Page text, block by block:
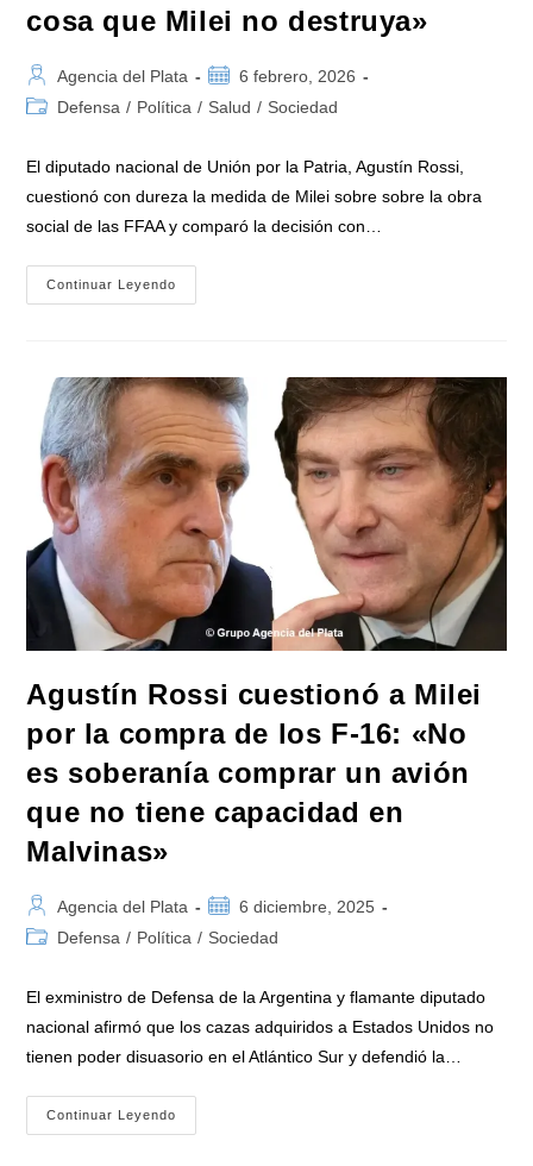
cosa que Milei no destruya»
Autor
de
Agencia del Plata
Publicación
de
6 febrero, 2026
Categoría
la
entrada:
Defensa / Política / Salud / Sociedad
El diputado nacional de Unión por la Patria, Agustín Rossi,
cuestionó con dureza la medida de Milei sobre sobre la obra
social de las FFAA y comparó la decisión con…
Continuar Leyendo
Rossi
IOSFA:
«No
Hay
Cosa
Que
Milei
No
Destruya»
Agustín Rossi cuestionó a Milei
por la compra de los F-16: «No
es soberanía comprar un avión
que no tiene capacidad en
Malvinas»
Autor
de
Agencia del Plata
Publicación
de
6 diciembre, 2025
Categoría
la
Defensa / Política / Sociedad
El exministro de Defensa de la Argentina y flamante diputado
nacional afirmó que los cazas adquiridos a Estados Unidos no
tienen poder disuasorio en el Atlántico Sur y defendió la…
Continuar Leyendo
Rossi